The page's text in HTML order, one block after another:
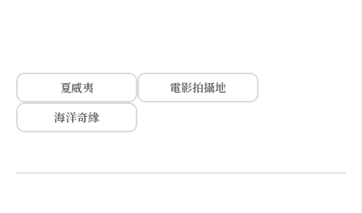
夏威夷
電影拍攝地
海洋奇緣